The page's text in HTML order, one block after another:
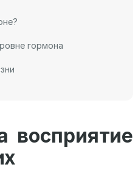
гормона
восприятие